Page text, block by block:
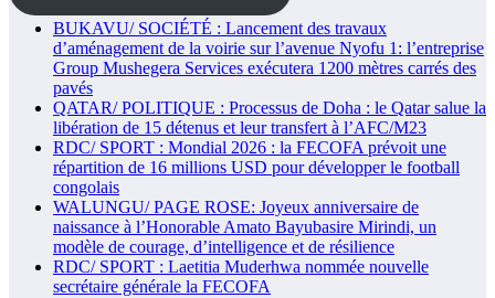
BUKAVU/ SOCIÉTÉ : Lancement des travaux
d’aménagement de la voirie sur l’avenue Nyofu 1: l’entreprise
Group Mushegera Services exécutera 1200 mètres carrés des
pavés
QATAR/ POLITIQUE : Processus de Doha : le Qatar salue la
libération de 15 détenus et leur transfert à l’AFC/M23
RDC/ SPORT : Mondial 2026 : la FECOFA prévoit une
répartition de 16 millions USD pour développer le football
congolais
WALUNGU/ PAGE ROSE: Joyeux anniversaire de
naissance à l’Honorable Amato Bayubasire Mirindi, un
modèle de courage, d’intelligence et de résilience
RDC/ SPORT : Laetitia Muderhwa nommée nouvelle
secrétaire générale la FECOFA